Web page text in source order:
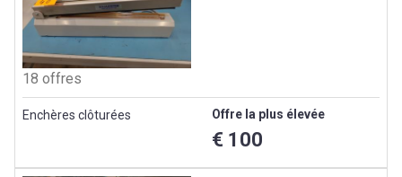
18 offres
Enchères clôturées Offre la plus élevée
€ 100